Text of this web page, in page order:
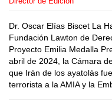
Dr. Oscar Elías Biscet La
Fundación Lawton de
Proyecto Emilia Medalla
abril de 2024, la Cámara
que Irán de los ayatolás
terrorista a la AMIA y la